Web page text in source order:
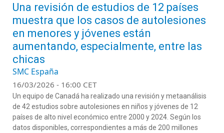
Una revisión de estudios de 12 países
muestra que los casos de autolesiones
en menores y jóvenes están
aumentando, especialmente, entre las
chicas
SMC España
16/03/2026 - 16:00 CET
Un equipo de Canadá ha realizado una revisión y metaanálisis
de 42 estudios sobre autolesiones en niños y jóvenes de 12
países de alto nivel económico entre 2000 y 2024. Según los
datos disponibles, correspondientes a más de 200 millones